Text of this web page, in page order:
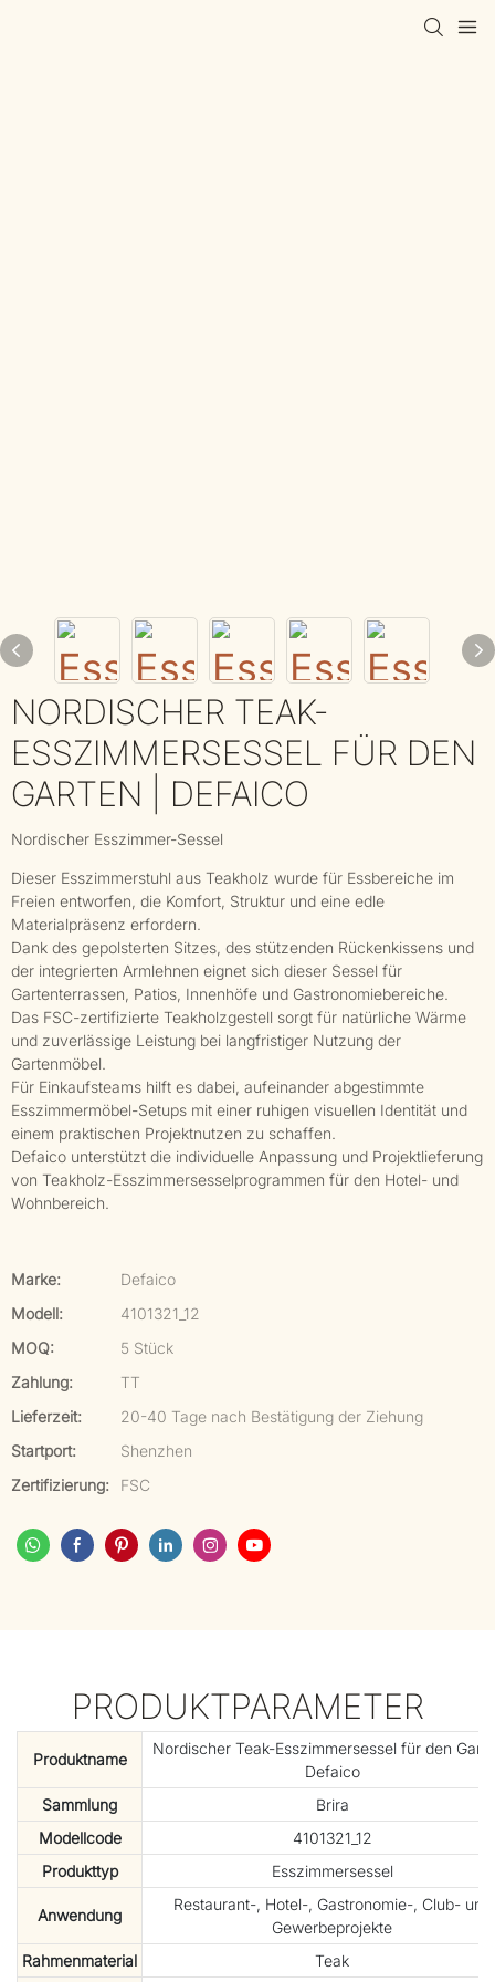
NORDISCHER TEAK-
ESSZIMMERSESSEL FÜR DEN
GARTEN | DEFAICO
Nordischer Esszimmer-Sessel
Dieser Esszimmerstuhl aus Teakholz wurde für Essbereiche im
Freien entworfen, die Komfort, Struktur und eine edle
Materialpräsenz erfordern.
Dank des gepolsterten Sitzes, des stützenden Rückenkissens und
der integrierten Armlehnen eignet sich dieser Sessel für
Gartenterrassen, Patios, Innenhöfe und Gastronomiebereiche.
Das FSC-zertifizierte Teakholzgestell sorgt für natürliche Wärme
und zuverlässige Leistung bei langfristiger Nutzung der
Gartenmöbel.
Für Einkaufsteams hilft es dabei, aufeinander abgestimmte
Esszimmermöbel-Setups mit einer ruhigen visuellen Identität und
einem praktischen Projektnutzen zu schaffen.
Defaico unterstützt die individuelle Anpassung und Projektlieferung
von Teakholz-Esszimmersesselprogrammen für den Hotel- und
Wohnbereich.
Marke:
Defaico
Modell:
4101321_12
MOQ:
5 Stück
Zahlung:
TT
Lieferzeit:
20-40 Tage nach Bestätigung der Ziehung
Startport:
Shenzhen
Zertifizierung:
FSC
PRODUKTPARAMETER
Produktname
Nordischer Teak-Esszimmersessel für den
Defaico
Sammlung
Brira
Modellcode
4101321_12
Produkttyp
Esszimmersessel
Anwendung
Restaurant-, Hotel-, Gastronomie-, Club- und
Gewerbeprojekte
Rahmenmaterial
Teak